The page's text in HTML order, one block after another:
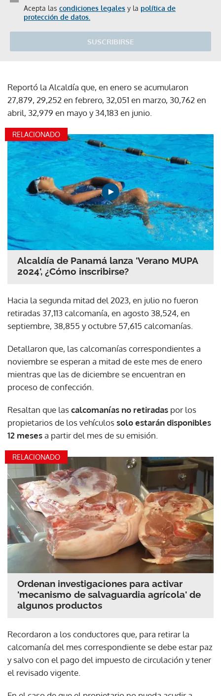
Acepta las condiciones legales y la política de
protección de datos.
SUSCRIBIRSE
Reportó la Alcaldía que, en enero se acumularon
27,879, 29,252 en febrero, 32,051 en marzo, 30,762 en
abril, 32,979 en mayo y 34,183 en junio.
RELACIONADO
Alcaldía de Panamá lanza 'Verano MUPA
2024', ¿Cómo inscribirse?
Hacia la segunda mitad del 2023, en julio no fueron
retiradas 37,113 calcomanía, en agosto 38,524, en
septiembre, 38,855 y octubre 57,615 calcomanías.
Detallaron que, las calcomanías correspondientes a
noviembre se esperan a mitad de este mes de enero
mientras que las de diciembre se encuentran en
proceso de confección.
Resaltan que lascalcomanías no retiradas por los
propietarios de los vehículossolo estarán disponibles
12 mesesa partir del mes de su emisión.
RELACIONADO
Ordenan investigaciones para activar
'mecanismo de salvaguardia agrícola' de
algunos productos
Recordaron a los conductores que, para retirar la
calcomanía del mes correspondiente se debe estar paz
y salvo con el pago del impuesto de circulación y tener
el revisado vigente.